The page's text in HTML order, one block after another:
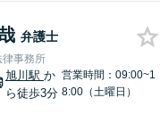
弁護士
律事務所
旭川駅 か
ら徒歩3分
営業時間：09:00~1
8:00（土曜日）